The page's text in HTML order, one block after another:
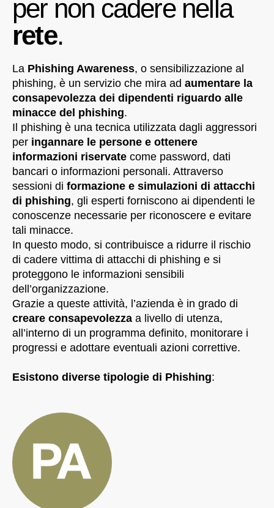
per non cadere nella
rete.
La Phishing Awareness, o sensibilizzazione al
phishing, è un servizio che mira ad aumentare la
consapevolezza dei dipendenti riguardo alle
minacce del phishing.
Il phishing è una tecnica utilizzata dagli aggressori
per ingannare le persone e ottenere
informazioni riservate come password, dati
bancari o informazioni personali. Attraverso
sessioni di formazione e simulazioni di attacchi
di phishing, gli esperti forniscono ai dipendenti le
conoscenze necessarie per riconoscere e evitare
tali minacce.
In questo modo, si contribuisce a ridurre il rischio
di cadere vittima di attacchi di phishing e si
proteggono le informazioni sensibili
dell’organizzazione.
Grazie a queste attività, l’azienda è in grado di
creare consapevolezza a livello di utenza,
all’interno di un programma definito, monitorare i
progressi e adottare eventuali azioni correttive.
Esistono diverse tipologie di Phishing: